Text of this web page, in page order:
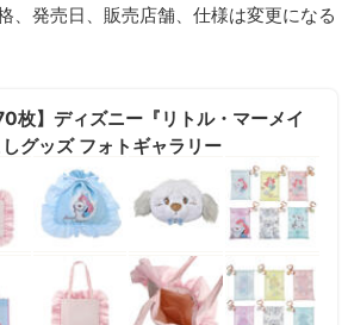
、発売日、販売店舗、仕様は変更になる
枚】ディズニー『リトル・マーメイ
グッズ フォトギャラリー